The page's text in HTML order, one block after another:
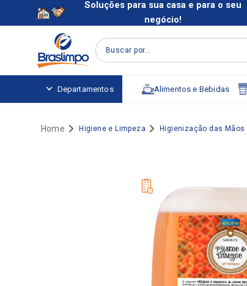
Soluções para sua casa e para o seu
negócio!
Buscar por...
Departamentos Alimentos e Bebidas
Higiene e Limpeza Higienização das Mãos